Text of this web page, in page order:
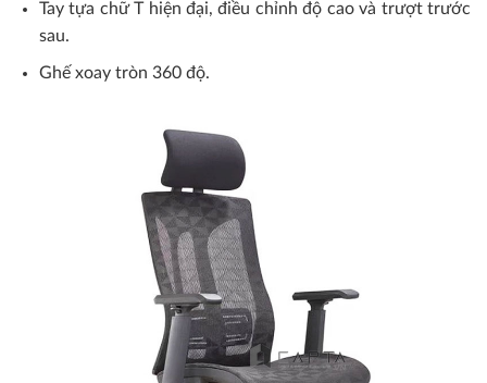
Tay tựa chữ T hiện đại, điều chỉnh độ cao và trượt trước
sau.
Ghế xoay tròn 360 độ.